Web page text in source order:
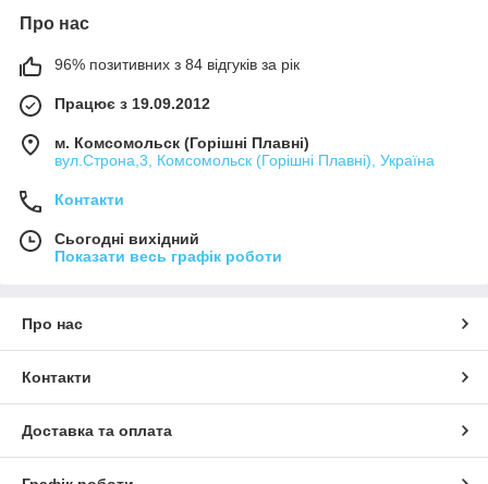
Про нас
96% позитивних з 84 відгуків за рік
Працює з 19.09.2012
м. Комсомольск (Горішні Плавні)
вул.Строна,3, Комсомольск (Горішні Плавні), Україна
Контакти
Сьогодні вихідний
Показати весь графік роботи
Про нас
Контакти
Доставка та оплата